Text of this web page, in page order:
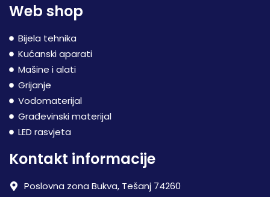
Web shop
Bijela tehnika
Kućanski aparati
Mašine i alati
Grijanje
Vodomaterijal
Građevinski materijal
LED rasvjeta
Kontakt informacije
Poslovna zona Bukva, Tešanj 74260